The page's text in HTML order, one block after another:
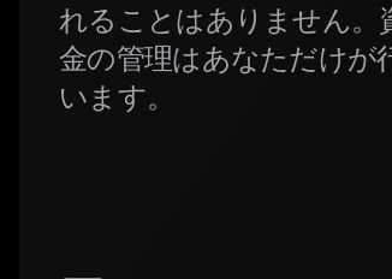
れることはありません。
金の管理はあなただけが
います。